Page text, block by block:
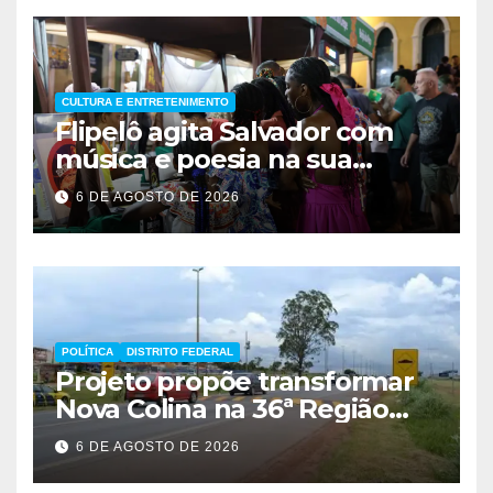
CULTURA E ENTRETENIMENTO
Flipelô agita Salvador com
música e poesia na sua
décima edição
6 DE AGOSTO DE 2026
POLÍTICA DISTRITO FEDERAL
Projeto propõe transformar
Nova Colina na 36ª Região
Administrativa do Distrito
Federal
6 DE AGOSTO DE 2026